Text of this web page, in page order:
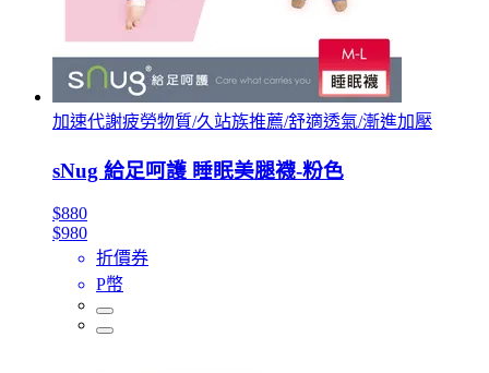
加速代謝疲勞物質/久站族推薦/舒適透氣/漸進加壓
sNug 給足呵護 睡眠美腿襪-粉色
$880
$980
折價券
P幣